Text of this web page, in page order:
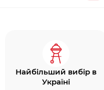
Найбільший вибір в
Україні